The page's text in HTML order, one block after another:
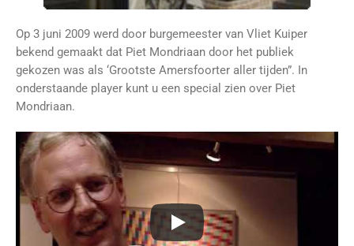
Op 3 juni 2009 werd door burgemeester van Vliet Kuiper
bekend gemaakt dat Piet Mondriaan door het publiek
gekozen was als ‘Grootste Amersfoorter aller tijden”. In
onderstaande player kunt u een special zien over Piet
Mondriaan.